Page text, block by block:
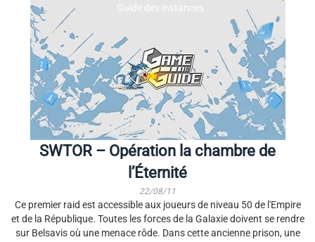
https://plus.google.com/u/0/+G
ame-guideFr/posts
▲ Steam -
http://steamcommunity.com/gr
oups/GameGuideFR
▲ Discord -
https://discordapp.com/invite/0
nYjmkgiA5MgvtJb
▲ Facebook -
https://www.facebook.com/Ga
https://twitter.com/GameGuide
FR
▲ Google + -
https://plus.google.com/u/0/+G
ame-guideFr/posts
▲ Steam -
http://steamcommunity.com/gr
oups/GameGuideFR
https://discordapp.com/invite/0
nYjmkgiA5MgvtJb
Guide des instances
SWTOR – Opération la chambre de
l’Éternité
22/08/11
Ce premier raid est accessible aux joueurs de niveau 50 de l'Empire
et de la République. Toutes les forces de la Galaxie doivent se rendre
sur Belsavis où une menace rôde. Dans cette ancienne prison, une